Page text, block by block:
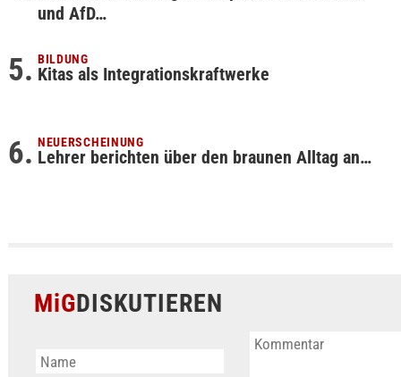
und AfD…
BILDUNG
Kitas als Integrationskraftwerke
NEUERSCHEINUNG
Lehrer berichten über den braunen Alltag an…
MiGDISKUTIEREN